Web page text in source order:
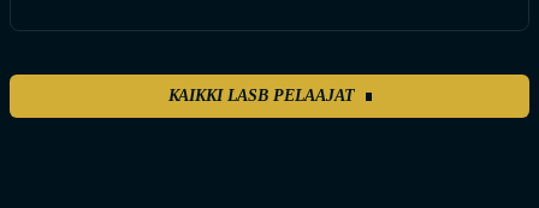
KAIKKI LASB PELAAJAT